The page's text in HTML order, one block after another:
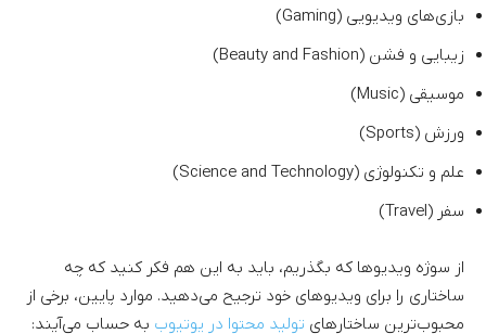
بازی‌های ویدیویی (Gaming)
زیبایی و فشن (Beauty and Fashion)
موسیقی (Music)
ورزش (Sports)
علم و تکنولوژی (Science and Technology)
سفر (Travel)
از سوژه ویدیوها که بگذریم، باید به این هم فکر کنید که چه
ساختاری را برای ویدیوهای خود ترجیح می‌دهید. موارد پایین، برخی از
محبوب‌ترین ساختارهای تولید محتوا در یوتیوب به حساب می‌آیند: